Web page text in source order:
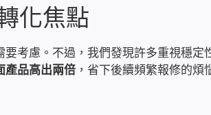
化焦點
考慮。不過，我們發現許多重視穩定
產品高出兩倍，省下後續頻繁報修的煩